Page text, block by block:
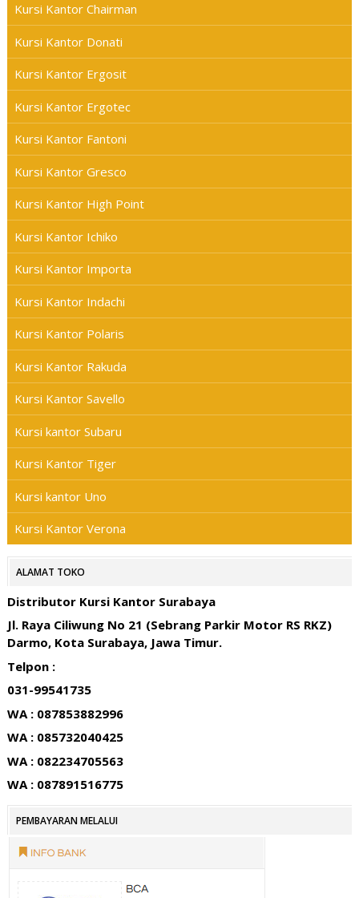
Kursi Kantor Chairman
Kursi Kantor Donati
Kursi Kantor Ergosit
Kursi Kantor Ergotec
Kursi Kantor Fantoni
Kursi Kantor Gresco
Kursi Kantor High Point
Kursi Kantor Ichiko
Kursi Kantor Importa
Kursi Kantor Indachi
Kursi Kantor Polaris
Kursi Kantor Rakuda
Kursi Kantor Savello
Kursi kantor Subaru
Kursi Kantor Tiger
Kursi kantor Uno
Kursi Kantor Verona
ALAMAT TOKO
Distributor Kursi Kantor Surabaya
Jl. Raya Ciliwung No 21 (Sebrang Parkir Motor RS RKZ)
Darmo, Kota Surabaya, Jawa Timur.
Telpon :
031-99541735
WA : 087853882996
WA : 085732040425
WA : 082234705563
WA : 087891516775
PEMBAYARAN MELALUI